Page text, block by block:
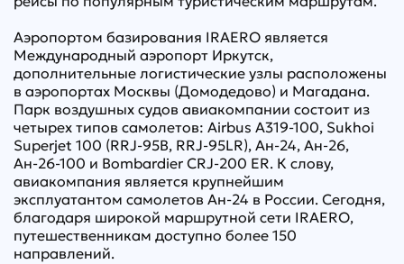
Аэропортом базирования IRAERO является
Международный аэропорт Иркутск,
дополнительные логистические узлы расположены
в аэропортах Москвы (Домодедово) и Магадана.
Парк воздушных судов авиакомпании состоит из
четырех типов самолетов: Airbus A319-100, Sukhoi
Superjet 100 (RRJ-95B, RRJ-95LR), Ан-24, Ан-26,
Ан-26-100 и Bombardier CRJ-200 ER. К слову,
авиакомпания является крупнейшим
эксплуатантом самолетов Ан-24 в России. Сегодня,
благодаря широкой маршрутной сети IRAERO,
путешественникам доступно более 150
направлений.